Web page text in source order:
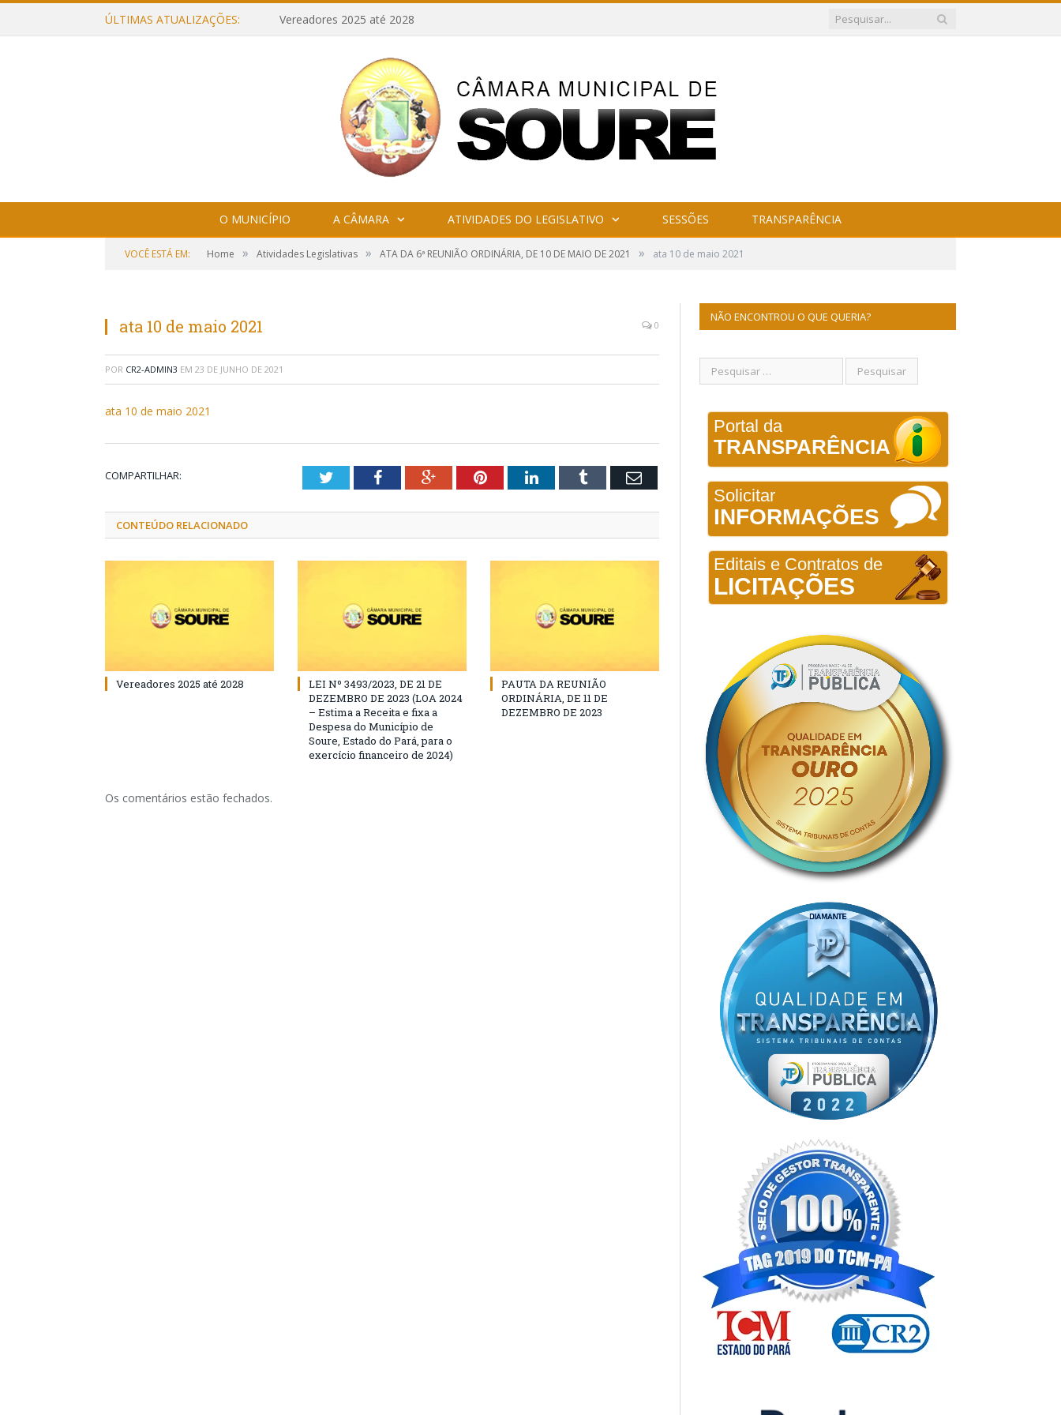
ÚLTIMAS ATUALIZAÇÕES: Vereadores 2025 até 2028
O MUNICÍPIO A CÂMARA ATIVIDADES DO LEGISLATIVO SESSÕES TRANSPARÊNCIA
VOCÊ ESTÁ EM: Home » Atividades Legislativas » ATA DA 6ª REUNIÃO ORDINÁRIA, DE 10 DE MAIO DE 2021 » ata 10 de maio 2021
ata 10 de maio 2021 0
POR CR2-ADMIN3 EM 23 DE JUNHO DE 2021
ata 10 de maio 2021
COMPARTILHAR: TwitterFacebookGoogle+PinterestLinkedInTumblr Email
CONTEÚDO RELACIONADO
Vereadores 2025 até 2028
LEI Nº 3493/2023, DE 21 DE
DEZEMBRO DE 2023 (LOA 2024
– Estima a Receita e fixa a
Despesa do Município de
Soure, Estado do Pará, para o
exercício financeiro de 2024)
PAUTA DA REUNIÃO
ORDINÁRIA, DE 11 DE
DEZEMBRO DE 2023
Os comentários estão fechados.
NÃO ENCONTROU O QUE QUERIA?
Portal da
TRANSPARÊNCIA
Solicitar
INFORMAÇÕES
Editais e Contratos de
LICITAÇÕES